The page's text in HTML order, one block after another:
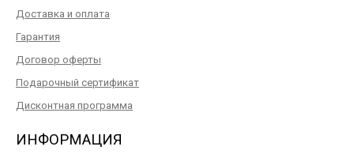
Доставка и оплата
Гарантия
Договор оферты
Подарочный сертификат
Дисконтная программа
ИНФОРМАЦИЯ